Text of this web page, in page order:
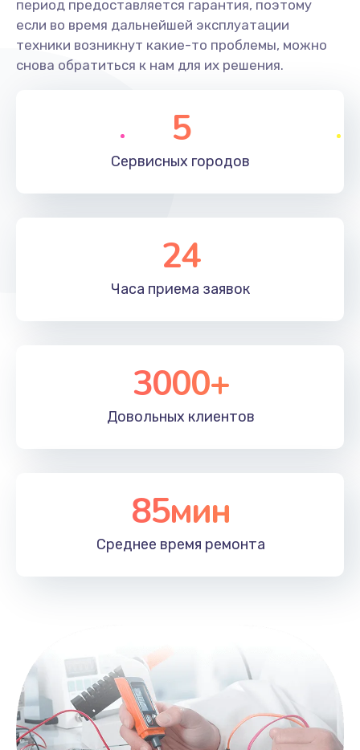
период предоставляется гарантия, поэтому
если во время дальнейшей эксплуатации
техники возникнут какие-то проблемы, можно
снова обратиться к нам для их решения.
5
Сервисных городов
24
Часа приема заявок
3000+
Довольных клиентов
85мин
Среднее время ремонта